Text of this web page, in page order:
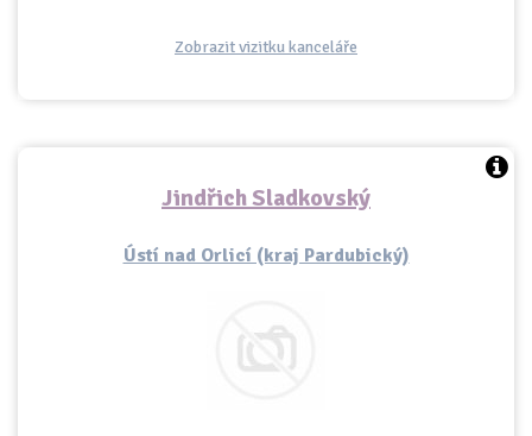
Zobrazit vizitku kanceláře
Jindřich Sladkovský
Ústí nad Orlicí (kraj Pardubický)